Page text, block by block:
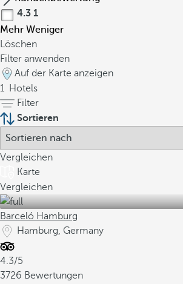
4.3 1
Mehr Weniger
Löschen
Filter anwenden
Auf der Karte anzeigen
1 Hotels
Filter
Sortieren
Vergleichen
Karte
Vergleichen
Barceló Hamburg
Hamburg, Germany
4.3/5
3726 Bewertungen